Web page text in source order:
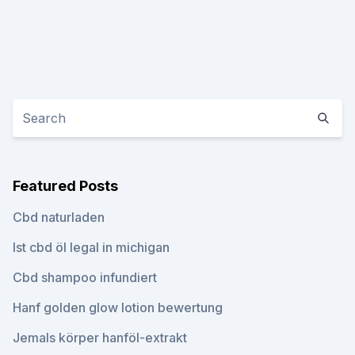
Featured Posts
Cbd naturladen
Ist cbd öl legal in michigan
Cbd shampoo infundiert
Hanf golden glow lotion bewertung
Jemals körper hanföl-extrakt